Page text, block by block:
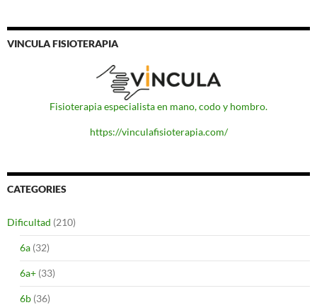
VINCULA FISIOTERAPIA
Fisioterapia especialista en mano, codo y hombro.
https://vinculafisioterapia.com/
CATEGORIES
Dificultad (210)
6a (32)
6a+ (33)
6b (36)